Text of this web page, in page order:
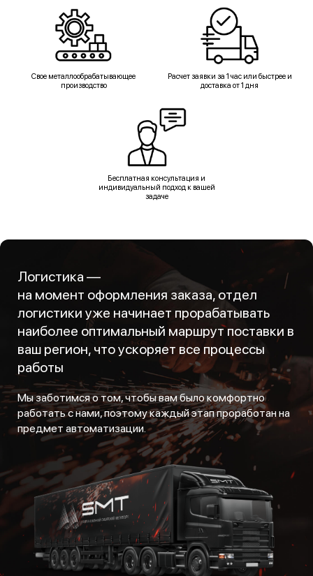
Свое металлообрабатывающее
производство
Расчет заявки за 1 час или быстрее и
доставка от 1 дня
Бесплатная консультация и
индивидуальный подход к вашей
задаче
Логистика —
на момент оформления заказа, отдел
логистики уже начинает прорабатывать
наиболее оптимальный маршрут поставки в
ваш регион, что ускоряет все процессы
работы
Мы заботимся о том, чтобы вам было комфортно
работать с нами, поэтому каждый этап проработан на
предмет автоматизации.